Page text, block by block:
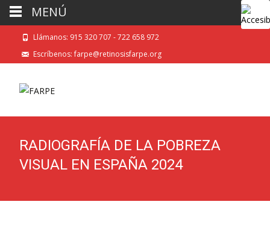
Llámanos: 915 320 707 - 722 658 972
Escríbenos: farpe@retinosisfarpe.org
RADIOGRAFÍA DE LA POBREZA
VISUAL EN ESPAÑA 2024
MENÚ